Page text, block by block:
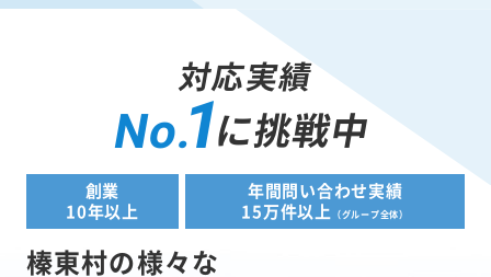
対応実績
No.1に挑戦中
創業
10年以上
年間問い合わせ実績
15万件以上
（グループ全体）
榛東村の様々な